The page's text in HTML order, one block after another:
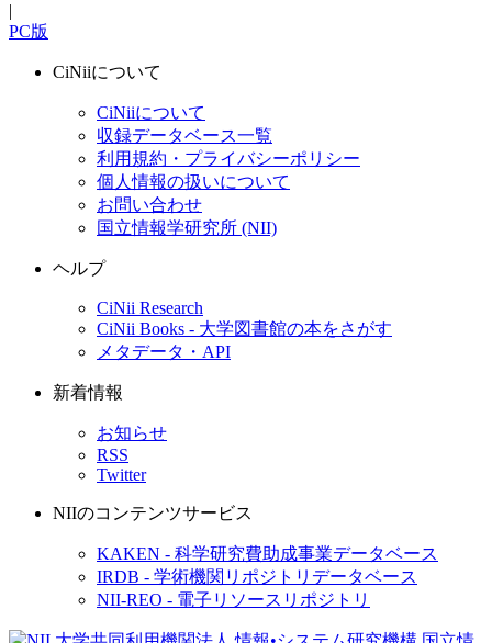
|
PC版
CiNiiについて
CiNiiについて
収録データベース一覧
利用規約・プライバシーポリシー
個人情報の扱いについて
お問い合わせ
国立情報学研究所 (NII)
ヘルプ
CiNii Research
CiNii Books - 大学図書館の本をさがす
メタデータ・API
新着情報
お知らせ
RSS
Twitter
NIIのコンテンツサービス
KAKEN - 科学研究費助成事業データベース
IRDB - 学術機関リポジトリデータベース
NII-REO - 電子リソースリポジトリ